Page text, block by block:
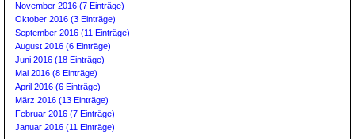
November 2016 (7 Einträge)
Oktober 2016 (3 Einträge)
September 2016 (11 Einträge)
August 2016 (6 Einträge)
Juni 2016 (18 Einträge)
Mai 2016 (8 Einträge)
April 2016 (6 Einträge)
März 2016 (13 Einträge)
Februar 2016 (7 Einträge)
Januar 2016 (11 Einträge)